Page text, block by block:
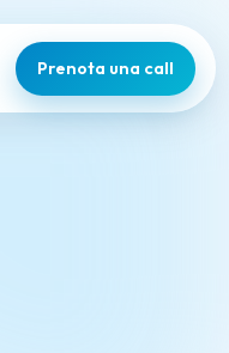
Prenota una call